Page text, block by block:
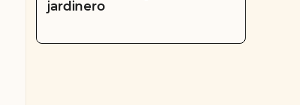
jardinero